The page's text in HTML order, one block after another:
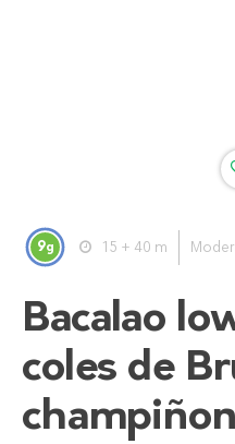
9g 15 + 40 m
Bacalao
coles de